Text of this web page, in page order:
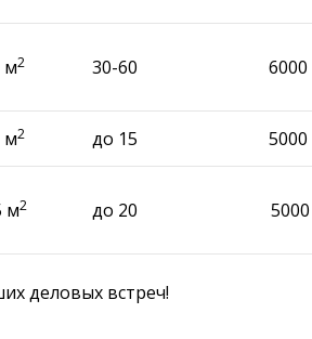
м2 30-60 6000
м2 до 15 5000
м2 до 20 5000
деловых встреч!